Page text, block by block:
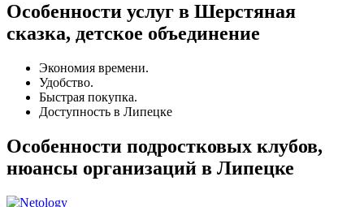
Особенности услуг в Шерстяная
сказка, детское объединение
Экономия времени.
Удобство.
Быстрая покупка.
Доступность в Липецке
Особенности подростковых клубов,
нюансы организаций в Липецке